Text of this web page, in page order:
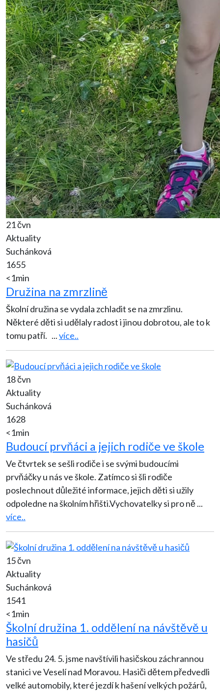
21 čvn
Aktuality
Suchánková
1655
<1min
Družina na zmrzlině
Školní družina se vydala zchladit se na zmrzlinu.
Některé děti si udělaly radost i jinou dobrotou, ale to k
tomu patří. ...více..
18 čvn
Aktuality
Suchánková
1628
<1min
Budoucí prvňáci a jejich rodiče ve škole
Ve čtvrtek se sešli rodiče i se svými budoucími
prvňáčky u nás ve škole. Zatímco si šli rodiče
poslechnout důležité informace, jejich děti si užily
odpoledne na školním hřišti.Vychovatelky si pro ně...
více..
15 čvn
Aktuality
Suchánková
1541
<1min
Školní družina 1. oddělení na návštěvě u
hasičů
Ve středu 24. 5. jsme navštívili hasičskou záchrannou
stanici ve Veselí nad Moravou. Hasiči dětem předvedli
velké automobily, které jezdí k hašení velkých požárů,